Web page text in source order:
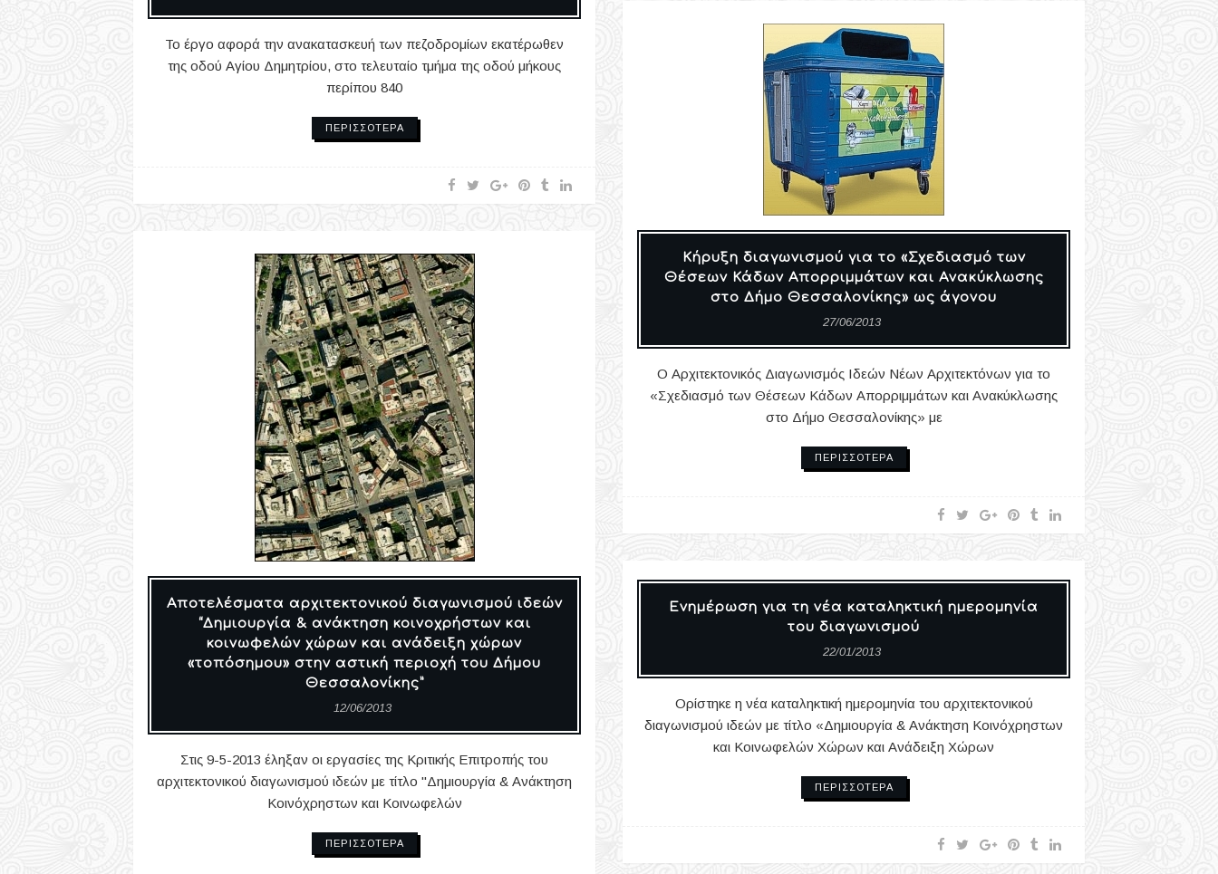
Το έργο αφορά την ανακατασκευή των πεζοδρομίων εκατέρωθεν
της οδού Αγίου Δημητρίου, στο τελευταίο τμήμα της οδού μήκους
περίπου 840
ΠΕΡΙΣΣΌΤΕΡΑ
Κήρυξη διαγωνισμού για το «Σχεδιασμό των
Θέσεων Κάδων Απορριμμάτων και Ανακύκλωσης
στο Δήμο Θεσσαλονίκης» ως άγονου
27/06/2013
Ο Αρχιτεκτονικός Διαγωνισμός Ιδεών Νέων Αρχιτεκτόνων για το
«Σχεδιασμό των Θέσεων Κάδων Απορριμμάτων και Ανακύκλωσης
στο Δήμο Θεσσαλονίκης» με
ΠΕΡΙΣΣΌΤΕΡΑ
Αποτελέσματα αρχιτεκτονικού διαγωνισμού ιδεών
“Δημιουργία & ανάκτηση κοινοχρήστων και
κοινωφελών χώρων και ανάδειξη χώρων
«τοπόσημου» στην αστική περιοχή του Δήμου
Θεσσαλονίκης”
12/06/2013
Στις 9-5-2013 έληξαν οι εργασίες της Κριτικής Επιτροπής του
αρχιτεκτονικού διαγωνισμού ιδεών με τίτλο "Δημιουργία & Ανάκτηση
Κοινόχρηστων και Κοινωφελών
ΠΕΡΙΣΣΌΤΕΡΑ
Ενημέρωση για τη νέα καταληκτική ημερομηνία
του διαγωνισμού
22/01/2013
Ορίστηκε η νέα καταληκτική ημερομηνία του αρχιτεκτονικού
διαγωνισμού ιδεών με τίτλο «Δημιουργία & Ανάκτηση Κοινόχρηστων
και Κοινωφελών Χώρων και Ανάδειξη Χώρων
ΠΕΡΙΣΣΌΤΕΡΑ